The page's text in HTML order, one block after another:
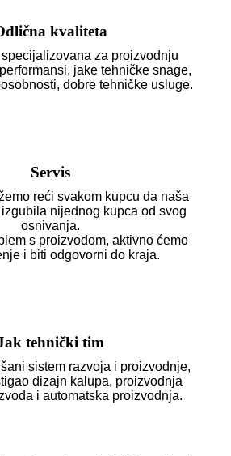
kvaliteta
za proizvodnju
jake tehničke snage,
dobre tehničke usluge.
Servis
reći svakom kupcu da naša
nijednog kupca od svog
osnivanja.
s proizvodom, aktivno ćemo
i biti odgovorni do kraja.
tehnički tim
sistem razvoja i proizvodnje,
dizajn kalupa, proizvodnja
i automatska proizvodnja.